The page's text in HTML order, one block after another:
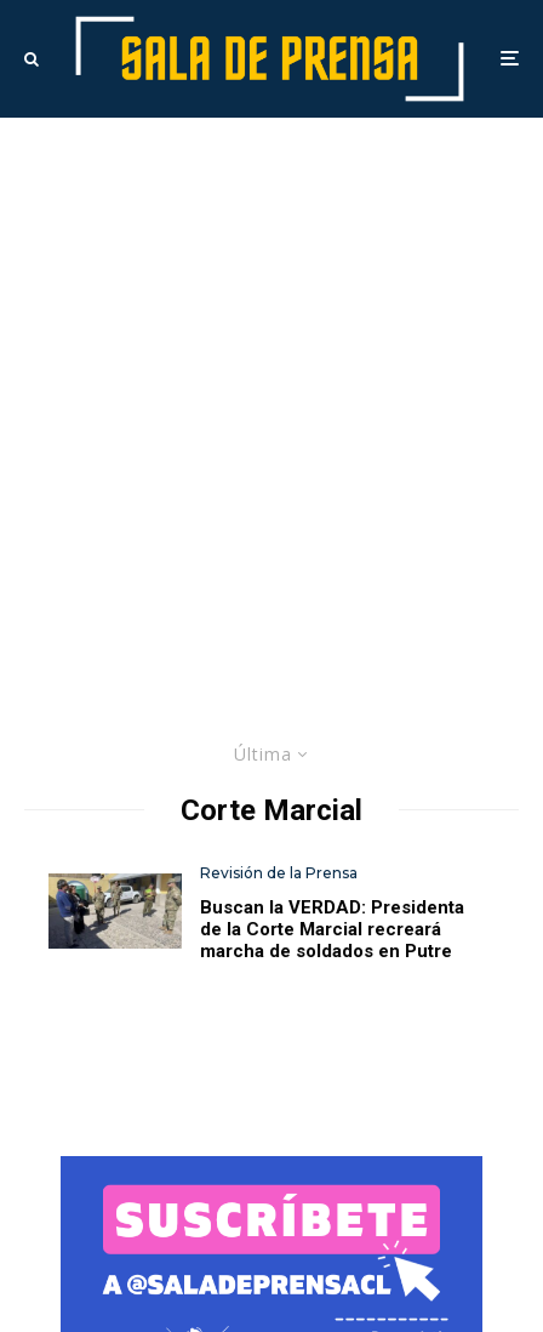
Última
Corte Marcial
Revisión de la Prensa
Buscan la VERDAD: Presidenta
de la Corte Marcial recreará
marcha de soldados en Putre